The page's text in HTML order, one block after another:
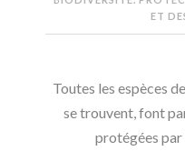
ET
Toutes les espèces
se trouvent, font
protégées